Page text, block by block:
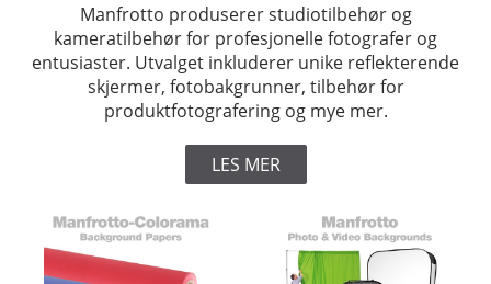
Manfrotto produserer studiotilbehør og
kameratilbehør for profesjonelle fotografer og
entusiaster. Utvalget inkluderer unike reflekterende
skjermer, fotobakgrunner, tilbehør for
produktfotografering og mye mer.
LES MER